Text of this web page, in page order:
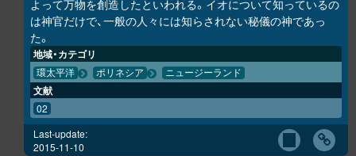
よって万物を創造したといわれる。イオについて知っているの
は神官だけで、一般の人々には知らされない秘儀の神であっ
た。
地域・カテゴリ
環太平洋 ポリネシア ニュージーランド
文献
02
Last-update:
2015-11-10